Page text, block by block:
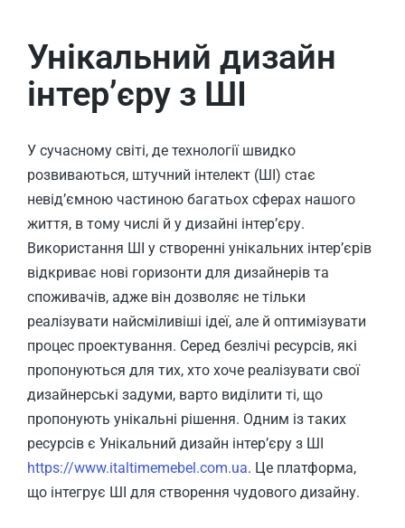
Унікальний дизайн
інтер’єру з ШІ
У сучасному світі, де технології швидко
розвиваються, штучний інтелект (ШІ) стає
невід’ємною частиною багатьох сферах нашого
життя, в тому числі й у дизайні інтер’єру.
Використання ШІ у створенні унікальних інтер’єрів
відкриває нові горизонти для дизайнерів та
споживачів, адже він дозволяє не тільки
реалізувати найсміливіші ідеї, але й оптимізувати
процес проектування. Серед безлічі ресурсів, які
пропонуються для тих, хто хоче реалізувати свої
дизайнерські задуми, варто виділити ті, що
пропонують унікальні рішення. Одним із таких
ресурсів є Унікальний дизайн інтер’єру з ШІ
https://www.italtimemebel.com.ua. Це платформа,
що інтегрує ШІ для створення чудового дизайну.